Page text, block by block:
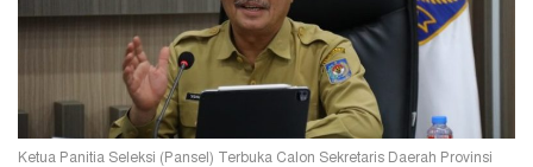
Ketua Panitia Seleksi (Pansel) Terbuka Calon Sekretaris Daerah Provinsi